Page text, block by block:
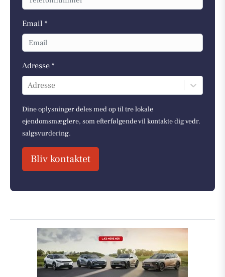
Email *
Adresse *
Adresse
Dine oplysninger deles med op til tre lokale
ejendomsmæglere, som efterfølgende vil kontakte dig vedr.
salgsvurdering.
Bliv kontaktet